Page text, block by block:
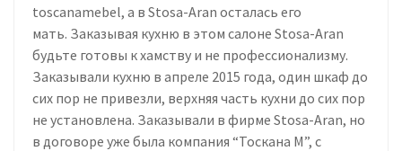
toscanamebel, а в Stosa-Aran осталась его
мать. Заказывая кухню в этом салоне Stosa-Aran
будьте готовы к хамству и не профессионализму.
Заказывали кухню в апреле 2015 года, один шкаф до
сих пор не привезли, верхняя часть кухни до сих пор
не установлена. Заказывали в фирме Stosa-Aran, но
в договоре уже была компания “Тоскана М”, с